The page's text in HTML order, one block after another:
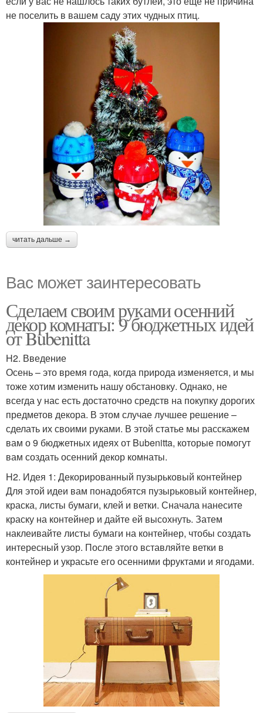
не поселить в вашем саду этих чудных птиц.
читать дальше →
Вас может заинтересовать
Сделаем своим руками осенний
декор комнаты: 9 бюджетных идей
от Bubenitta
H2. Введение
Осень – это время года, когда природа изменяется, и мы
тоже хотим изменить нашу обстановку. Однако, не
всегда у нас есть достаточно средств на покупку дорогих
предметов декора. В этом случае лучшее решение –
сделать их своими руками. В этой статье мы расскажем
вам о 9 бюджетных идеях от Bubenitta, которые помогут
вам создать осенний декор комнаты.
H2. Идея 1: Декорированный пузырьковый контейнер
Для этой идеи вам понадобятся пузырьковый контейнер,
краска, листы бумаги, клей и ветки. Сначала нанесите
краску на контейнер и дайте ей высохнуть. Затем
наклеивайте листы бумаги на контейнер, чтобы создать
интересный узор. После этого вставляйте ветки в
контейнер и украсьте его осенними фруктами и ягодами.